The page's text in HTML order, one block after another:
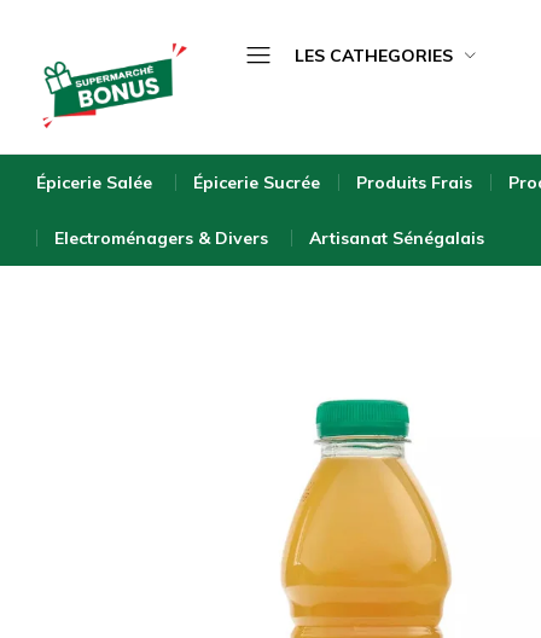
supermarche.com
LES CATHEGORIES
Épicerie Sucrée
Produits Frais
Produits Surgelés
Entretien de la Maison
Hygiène & Beauté
Bio & Écologique
Electroménagers & Divers
Artisan sénégalais
Épicerie Salée Épicerie Sucrée Produits Frais
Electroménagers & Divers Artisanat Sénégalais